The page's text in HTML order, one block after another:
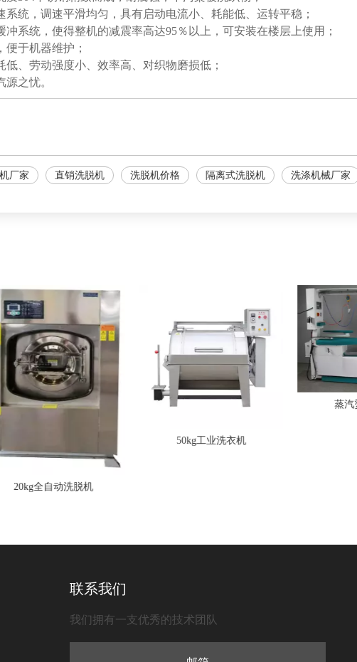
统，调速平滑均匀，具有启动电流小、耗能低、运转平稳；
系统，使得整机的减震率高达95％以上，可安装在楼层上使用；
于机器维护；
、劳动强度小、效率高、对织物磨损低；
之忧。
厂家 直销洗脱机 洗脱机价格 隔离式洗脱机 洗涤机械厂家
20kg全自动洗脱机
50kg工业洗衣机
蒸汽烫
联系我们
我们拥有一支优秀的技术团队